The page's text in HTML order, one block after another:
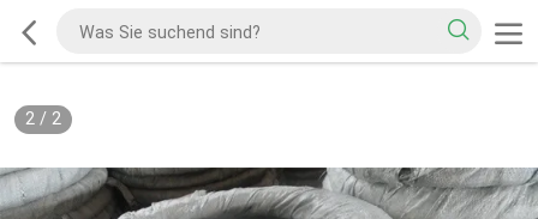
2/ 2